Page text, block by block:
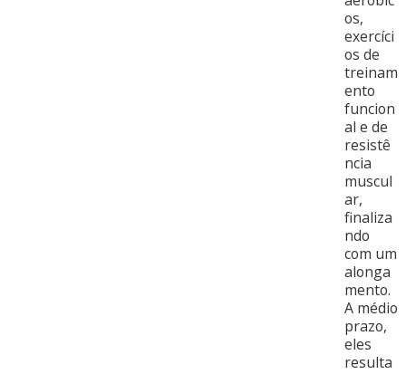
os,
exercíci
os de
treinam
ento
funcion
al e de
resistê
ncia
muscul
ar,
finaliza
ndo
com um
alonga
mento.
A médio
prazo,
eles
resulta